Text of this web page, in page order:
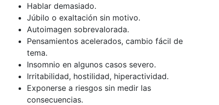
Hablar demasiado.
Júbilo o exaltación sin motivo.
Autoimagen sobrevalorada.
Pensamientos acelerados, cambio fácil de
tema.
Insomnio en algunos casos severo.
Irritabilidad, hostilidad, hiperactividad.
Exponerse a riesgos sin medir las
consecuencias.